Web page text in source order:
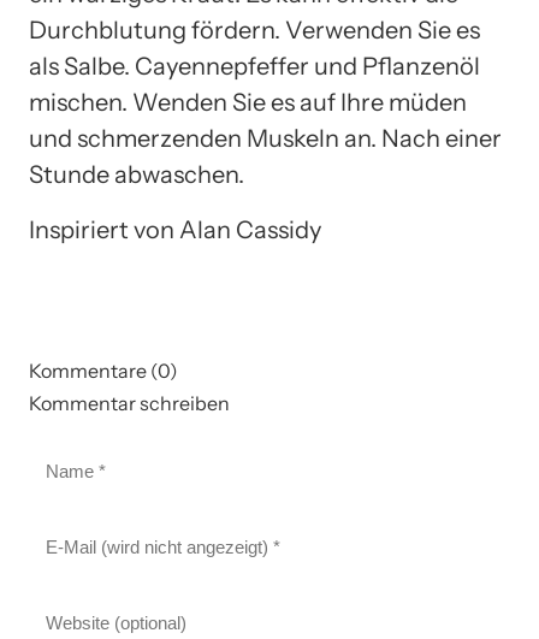
Durchblutung fördern. Verwenden Sie es
als Salbe. Cayennepfeffer und Pflanzenöl
mischen. Wenden Sie es auf Ihre müden
und schmerzenden Muskeln an. Nach einer
Stunde abwaschen.
Inspiriert von Alan Cassidy
Kommentare (0)
Kommentar schreiben